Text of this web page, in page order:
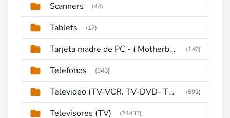
Scanners (44)
Tablets (17)
Tarjeta madre de PC - ( Motherboard ) (146)
Telefonos (648)
Televideo (TV-VCR. TV-DVD- TV-DVD-VCR) (591)
Televisores (TV) (24431)